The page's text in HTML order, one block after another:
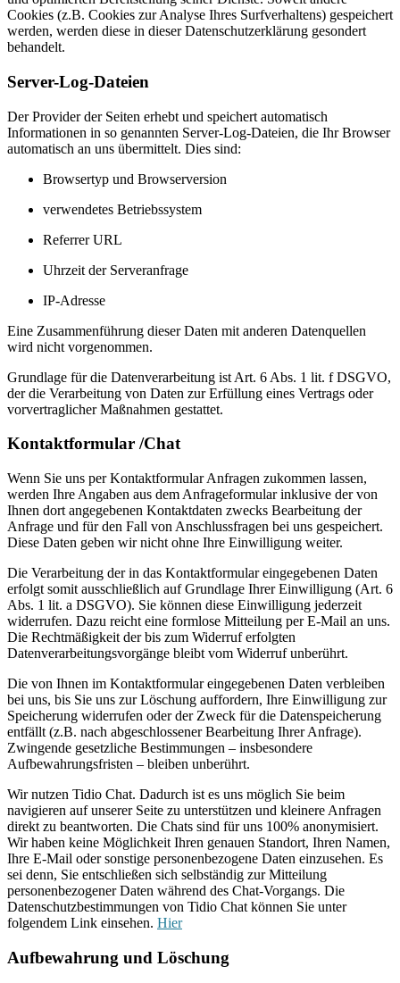
Cookies (z.B. Cookies zur Analyse Ihres Surfverhaltens) gespeichert
werden, werden diese in dieser Datenschutzerklärung gesondert
behandelt.
Server-Log-Dateien
Der Provider der Seiten erhebt und speichert automatisch
Informationen in so genannten Server-Log-Dateien, die Ihr Browser
automatisch an uns übermittelt. Dies sind:
Browsertyp und Browserversion
verwendetes Betriebssystem
Referrer URL
Uhrzeit der Serveranfrage
IP-Adresse
Eine Zusammenführung dieser Daten mit anderen Datenquellen
wird nicht vorgenommen.
Grundlage für die Datenverarbeitung ist Art. 6 Abs. 1 lit. f DSGVO,
der die Verarbeitung von Daten zur Erfüllung eines Vertrags oder
vorvertraglicher Maßnahmen gestattet.
Kontaktformular /Chat
Wenn Sie uns per Kontaktformular Anfragen zukommen lassen,
werden Ihre Angaben aus dem Anfrageformular inklusive der von
Ihnen dort angegebenen Kontaktdaten zwecks Bearbeitung der
Anfrage und für den Fall von Anschlussfragen bei uns gespeichert.
Diese Daten geben wir nicht ohne Ihre Einwilligung weiter.
Die Verarbeitung der in das Kontaktformular eingegebenen Daten
erfolgt somit ausschließlich auf Grundlage Ihrer Einwilligung (Art. 6
Abs. 1 lit. a DSGVO). Sie können diese Einwilligung jederzeit
widerrufen. Dazu reicht eine formlose Mitteilung per E-Mail an uns.
Die Rechtmäßigkeit der bis zum Widerruf erfolgten
Datenverarbeitungsvorgänge bleibt vom Widerruf unberührt.
Die von Ihnen im Kontaktformular eingegebenen Daten verbleiben
bei uns, bis Sie uns zur Löschung auffordern, Ihre Einwilligung zur
Speicherung widerrufen oder der Zweck für die Datenspeicherung
entfällt (z.B. nach abgeschlossener Bearbeitung Ihrer Anfrage).
Zwingende gesetzliche Bestimmungen – insbesondere
Aufbewahrungsfristen – bleiben unberührt.
Wir nutzen Tidio Chat. Dadurch ist es uns möglich Sie beim
navigieren auf unserer Seite zu unterstützen und kleinere Anfragen
direkt zu beantworten. Die Chats sind für uns 100% anonymisiert.
Wir haben keine Möglichkeit Ihren genauen Standort, Ihren Namen,
Ihre E-Mail oder sonstige personenbezogene Daten einzusehen. Es
sei denn, Sie entschließen sich selbständig zur Mitteilung
personenbezogener Daten während des Chat-Vorgangs. Die
Datenschutzbestimmungen von Tidio Chat können Sie unter
folgendem Link einsehen. Hier
Aufbewahrung und Löschung